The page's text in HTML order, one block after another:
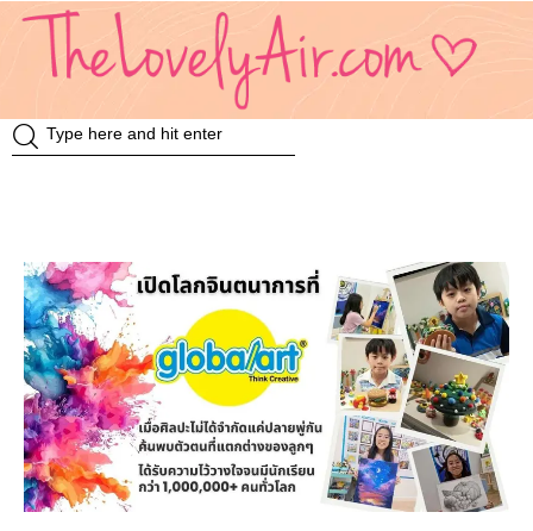
Knowledge
Insurance
VDO
Event & Activities